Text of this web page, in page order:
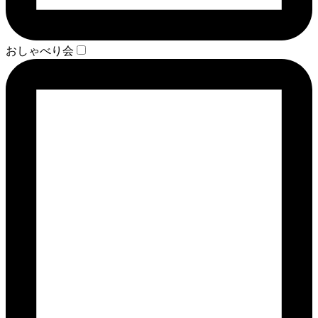
おしゃべり会